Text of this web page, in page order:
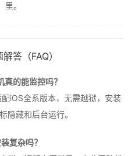
里。
答（FAQ）
真的能监控吗？
iOS全系版本，无需越狱，安装
隐藏和后台运行。
复杂吗？